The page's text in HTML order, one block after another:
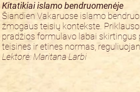
Kitatikiai islamo bendruomenėje
Šiandien Vakaruose islamo
žmogaus teisių kontekste.
pradžios formulavo labai skirtingus
teisines ir etines normas,
Lektorė: Maritana Larbi